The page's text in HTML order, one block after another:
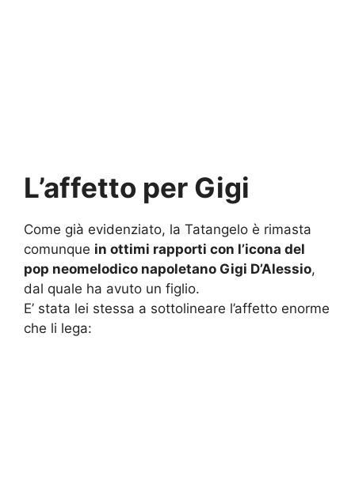
L’affetto per Gigi
Come già evidenziato, la Tatangelo è rimasta
comunque in ottimi rapporti con l’icona del
pop neomelodico napoletano Gigi D’Alessio,
dal quale ha avuto un figlio.
E’ stata lei stessa a sottolineare l’affetto enorme
che li lega: